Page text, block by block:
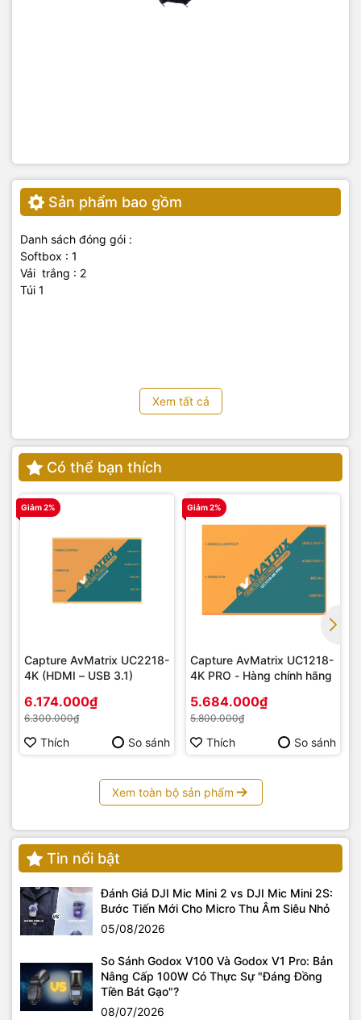
Sản phẩm bao gồm
Danh sách đóng gói :
Softbox : 1
Vải trắng : 2
Túi 1
Xem tất cả
Có thể bạn thích
Giảm 2%
Capture AvMatrix UC2218-
4K (HDMI – USB 3.1)
6.174.000₫
6.300.000₫
Thích So sánh
Giảm 2%
Capture AvMatrix UC1218-
4K PRO - Hàng chính hãng
5.684.000₫
5.800.000₫
Thích So sánh
Xem toàn bộ sản phẩm
Tin nổi bật
Đánh Giá DJI Mic Mini 2 vs DJI Mic Mini 2S:
Bước Tiến Mới Cho Micro Thu Âm Siêu Nhỏ
05/08/2026
So Sánh Godox V100 Và Godox V1 Pro: Bản
Nâng Cấp 100W Có Thực Sự "Đáng Đồng
Tiền Bát Gạo"?
08/07/2026